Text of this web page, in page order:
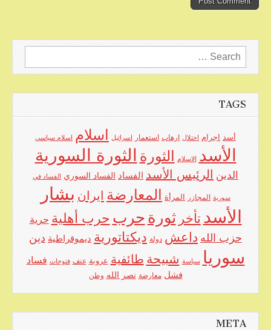
Search
for:
TAGS
أسد اجرام احتلال ارهاب استعمار اسرائيل اسلام اسلام سياسي
الأسد الاسلام الثورة الثورة السورية
الدين الرئيس الأسد الفساد الفساد السوري الفساد في
سورية المجازر المرأة المعارضة ايران بشار
الأسد تأخر ثورة حرب حرب أهلية حرية
حزب الله داعش دولة ديكتاتورية ديموقراطية دين
سوريا سياسة شبيحة طائفية عروبة عنف فتوحات فساد
فشل معارضة نصر الله وطن
META